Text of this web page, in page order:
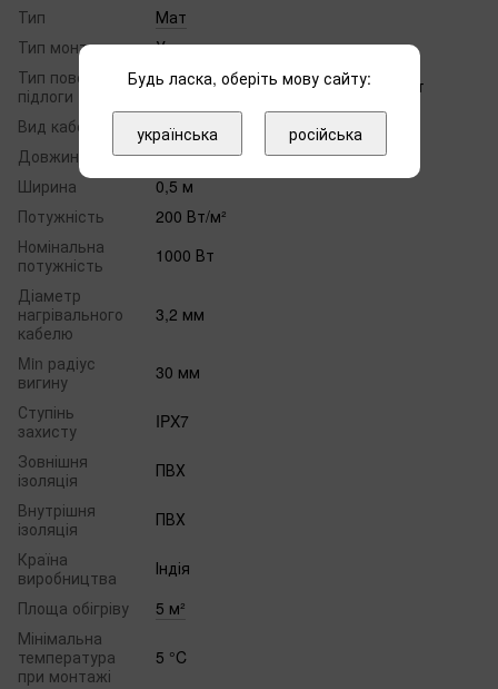
Тип
Мат
Тип монтажу
У стяжку
Тип поверхні
підлоги
Плитка, килим, ПВХ, пробка, паркет
Вид кабелю
Двожильний
Довжина
10 м
Ширина
0,5 м
Потужність
200 Вт/м²
Номінальна
потужність
1000 Вт
Діаметр
нагрівального
кабелю
3,2 мм
Min радіус
вигину
30 мм
Ступінь
захисту
IPX7
Зовнішня
ізоляція
ПВХ
Внутрішня
ізоляція
ПВХ
Країна
виробництва
Індія
Площа обігріву
5 м²
Мінімальна
температура
при монтажі
5 °C
Будь ласка, оберіть мову сайту:
українська російська